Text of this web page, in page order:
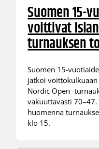
Suomen 15-
voittivat
turnauksen
Suomen 15-
jatkoi
Nordic Open -
vakuuttavasti
huomenna
klo 15.